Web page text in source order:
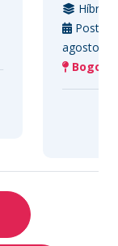
Híbrido (Tiempo
Postulación abierta
Bogotá, Colombia